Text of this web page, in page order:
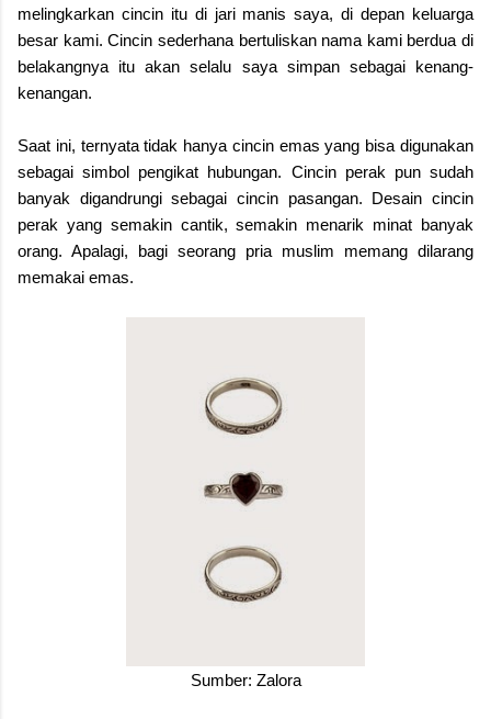
melingkarkan cincin itu di jari manis saya, di depan keluarga
besar kami. Cincin sederhana bertuliskan nama kami berdua di
belakangnya itu akan selalu saya simpan sebagai kenang-
kenangan.
Saat ini, ternyata tidak hanya cincin emas yang bisa digunakan
sebagai simbol pengikat hubungan. Cincin perak pun sudah
banyak digandrungi sebagai cincin pasangan. Desain cincin
perak yang semakin cantik, semakin menarik minat banyak
orang. Apalagi, bagi seorang pria muslim memang dilarang
memakai emas.
Sumber: Zalora